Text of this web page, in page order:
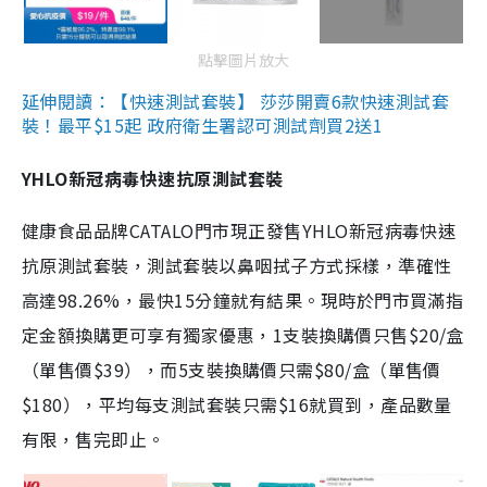
點擊圖片放大
延伸閱讀：【快速測試套裝】 莎莎開賣6款快速測試套
裝！最平$15起 政府衛生署認可測試劑買2送1
YHLO新冠病毒快速抗原測試套裝
健康食品品牌CATALO門市現正發售YHLO新冠病毒快速
抗原測試套裝，測試套裝以鼻咽拭子方式採樣，準確性
高達98.26%，最快15分鐘就有結果。現時於門市買滿指
定金額換購更可享有獨家優惠，1支裝換購價只售$20/盒
（單售價$39），而5支裝換購價只需$80/盒（單售價
$180），平均每支測試套裝只需$16就買到，產品數量
有限，售完即止。